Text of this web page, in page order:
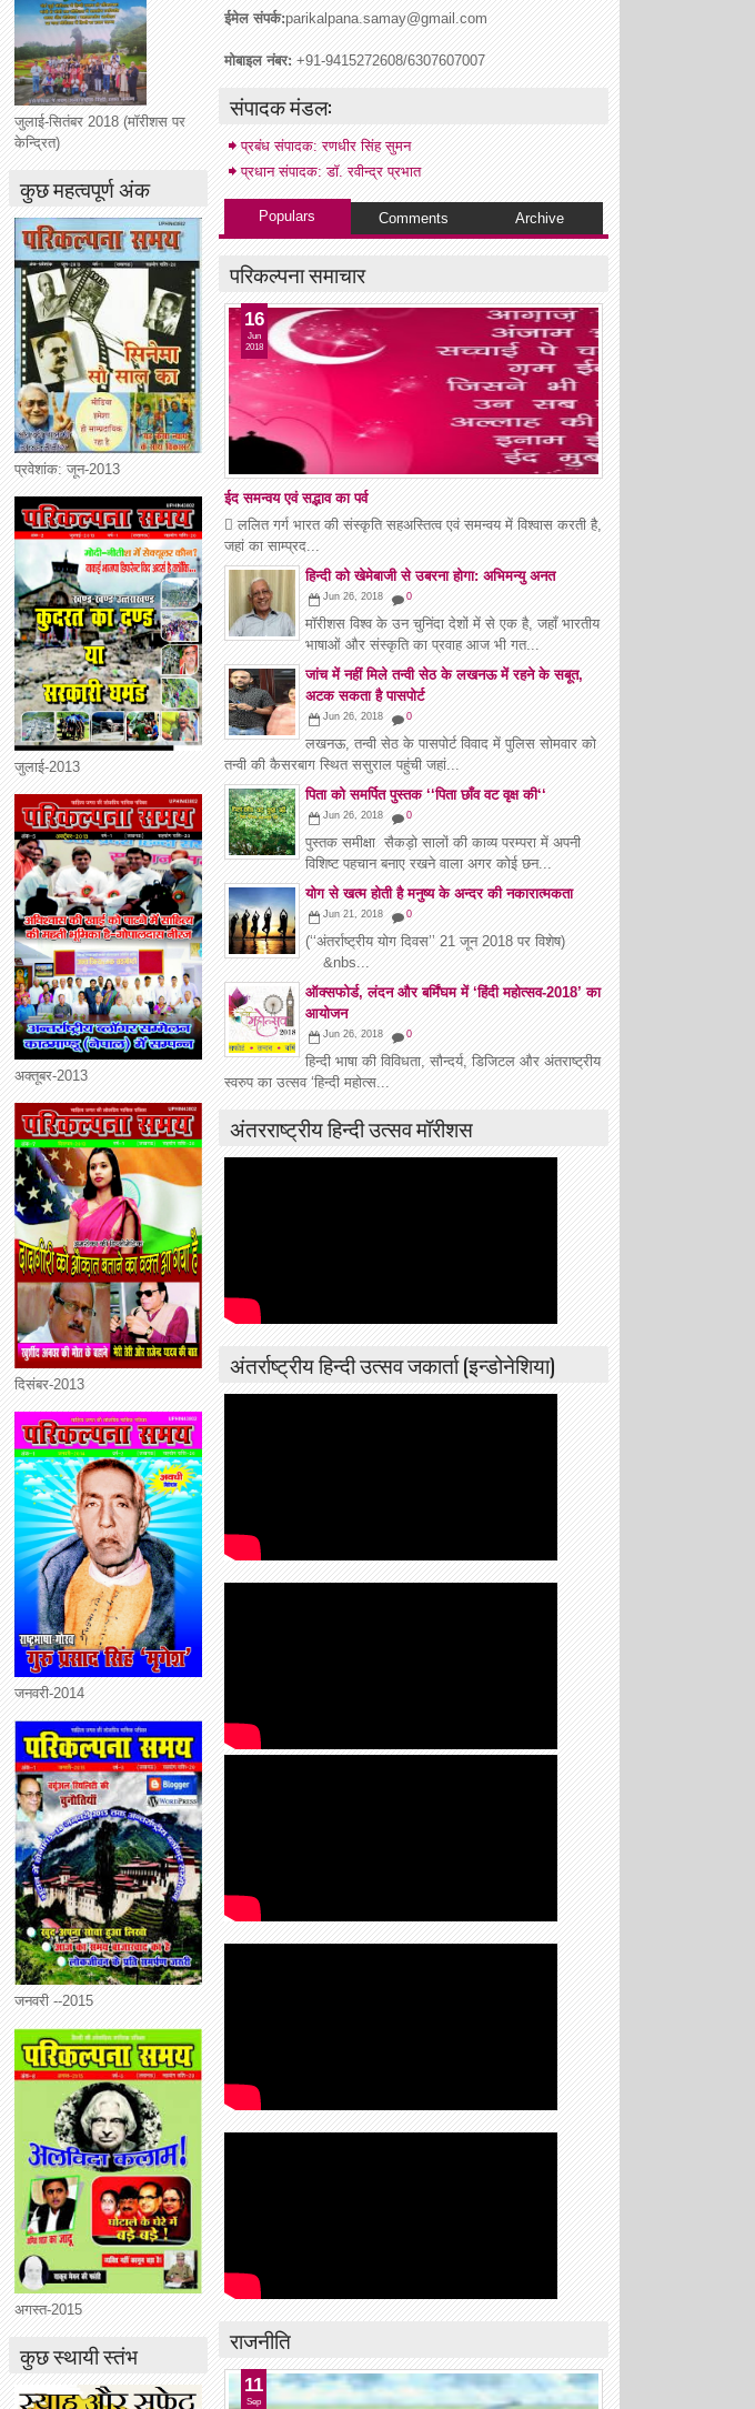
ईमेल संपर्क:parikalpana.samay@gmail.com
मोबाइल नंबर:+91-9415272608/6307607007
संपादक मंडल:
प्रबंध संपादक: रणधीर सिंह सुमन
प्रधान संपादक: डॉ. रवीन्द्र प्रभात
Populars Comments Archive
परिकल्पना समाचार
ईद समन्वय एवं सद्भाव का पर्व
16
Jun
2018
 ललित गर्ग भारत की संस्कृति सहअस्तित्व एवं समन्वय में विश्वास करती है,
जहां का साम्प्रद...
हिन्दी को खेमेबाजी से उबरना होगा: अभिमन्यु अनत
Jun 26, 2018 0
मॉरीशस विश्व के उन चुनिंदा देशों में से एक है, जहाँ भारतीय
भाषाओं और संस्कृति का प्रवाह आज भी गत...
जांच में नहीं मिले तन्वी सेठ के लखनऊ में रहने के सबूत,
अटक सकता है पासपोर्ट
Jun 26, 2018 0
लखनऊ, तन्वी सेठ के पासपोर्ट विवाद में पुलिस सोमवार को
तन्वी की कैसरबाग स्थित ससुराल पहुंची जहां...
पिता को समर्पित पुस्तक ‘‘पिता छाँव वट वृक्ष की‘‘
Jun 26, 2018 0
पुस्तक समीक्षा सैकड़ो सालों की काव्य परम्परा में अपनी
विशिष्ट पहचान बनाए रखने वाला अगर कोई छन...
योग से खत्म होती है मनुष्य के अन्दर की नकारात्मकता
Jun 21, 2018 0
(‘‘अंतर्राष्ट्रीय योग दिवस’’ 21 जून 2018 पर विशेष)
&nbs...
ऑक्सफोर्ड, लंदन और बर्मिंघम में ‘हिंदी महोत्सव-2018’ का
आयोजन
Jun 26, 2018 0
हिन्दी भाषा की विविधता, सौन्दर्य, डिजिटल और अंतराष्ट्रीय
स्वरुप का उत्सव ‘हिन्दी महोत्स...
अंतरराष्ट्रीय हिन्दी उत्सव मॉरीशस
अंतर्राष्ट्रीय हिन्दी उत्सव जकार्ता (इन्डोनेशिया)
राजनीति
11
Sep
जुलाई-सितंबर 2018 (मॉरीशस पर
केन्द्रित)
कुछ महत्वपूर्ण अंक
प्रवेशांक: जून-2013
जुलाई-2013
अक्तूबर-2013
दिसंबर-2013
जनवरी-2014
जनवरी --2015
अगस्त-2015
कुछ स्थायी स्तंभ